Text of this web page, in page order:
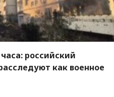
российский
как военное